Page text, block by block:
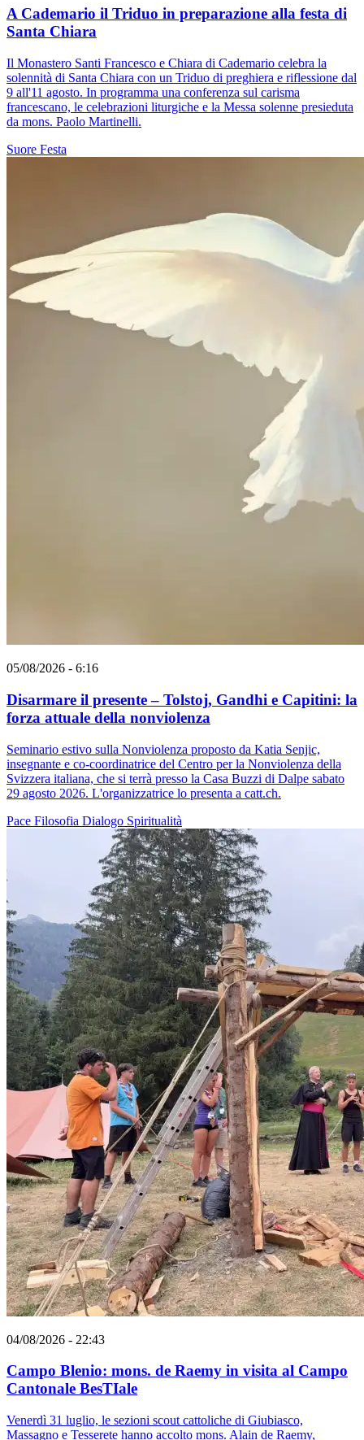
A Cademario il Triduo in preparazione alla festa di
Santa Chiara
Il Monastero Santi Francesco e Chiara di Cademario celebra la
solennità di Santa Chiara con un Triduo di preghiera e riflessione dal
9 all'11 agosto. In programma una conferenza sul carisma
francescano, le celebrazioni liturgiche e la Messa solenne presieduta
da mons. Paolo Martinelli.
Suore Festa
05/08/2026 - 6:16
Disarmare il presente – Tolstoj, Gandhi e Capitini: la
forza attuale della nonviolenza
Seminario estivo sulla Nonviolenza proposto da Katia Senjic,
insegnante e co-coordinatrice del Centro per la Nonviolenza della
Svizzera italiana, che si terrà presso la Casa Buzzi di Dalpe sabato
29 agosto 2026. L'organizzatrice lo presenta a catt.ch.
Pace Filosofia Dialogo Spiritualità
04/08/2026 - 22:43
Campo Blenio: mons. de Raemy in visita al Campo
Cantonale BesTIale
Venerdì 31 luglio, le sezioni scout cattoliche di Giubiasco,
Massagno e Tesserete hanno accolto mons. Alain de Raemy,